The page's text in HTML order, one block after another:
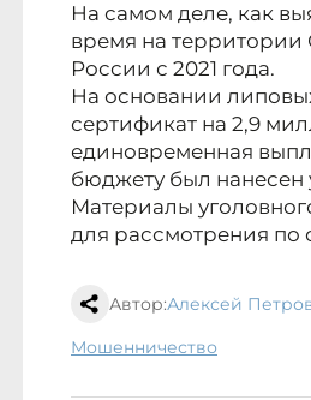
На самом деле, как
время на территории
России с 2021 года.
На основании
сертификат на 2,9
единовременная
бюджету был
Материалы
для рассмотрения по
Автор:Алексей
мошенничество